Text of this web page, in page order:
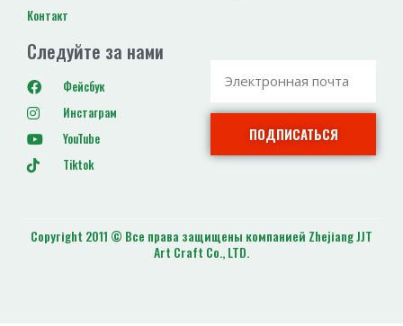
Контакт
Следуйте за нами
Фейсбук
Инстаграм
YouTube
Tiktok
ПОДПИСАТЬСЯ
Copyright 2011 © Все права защищены компанией Zhejiang JJT
Art Craft Co., LTD.